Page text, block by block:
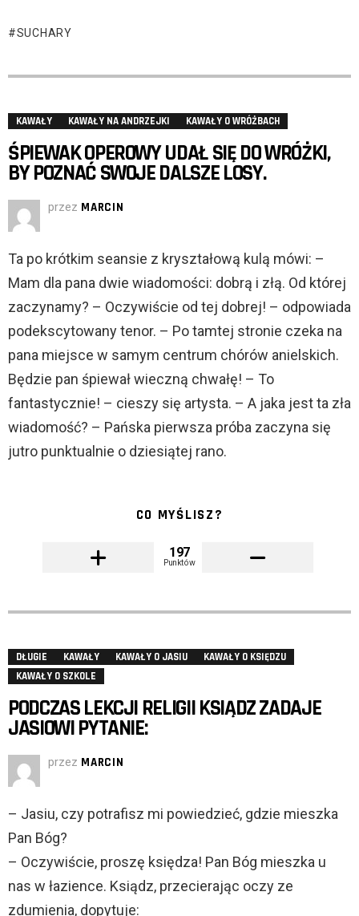
SUCHARY
KAWAŁY KAWAŁY NA ANDRZEJKI KAWAŁY O WRÓŻBACH
ŚPIEWAK OPEROWY UDAŁ SIĘ DO WRÓŻKI,
BY POZNAĆ SWOJE DALSZE LOSY.
przez MARCIN
Ta po krótkim seansie z kryształową kulą mówi: –
Mam dla pana dwie wiadomości: dobrą i złą. Od której
zaczynamy? – Oczywiście od tej dobrej! – odpowiada
podekscytowany tenor. – Po tamtej stronie czeka na
pana miejsce w samym centrum chórów anielskich.
Będzie pan śpiewał wieczną chwałę! – To
fantastycznie! – cieszy się artysta. – A jaka jest ta zła
wiadomość? – Pańska pierwsza próba zaczyna się
jutro punktualnie o dziesiątej rano.
CO MYŚLISZ?
197
Punktów
DŁUGIE KAWAŁY KAWAŁY O JASIU
KAWAŁY O KSIĘDZU
KAWAŁY O SZKOLE
PODCZAS LEKCJI RELIGII KSIĄDZ ZADAJE
JASIOWI PYTANIE:
przez MARCIN
– Jasiu, czy potrafisz mi powiedzieć, gdzie mieszka
Pan Bóg?
– Oczywiście, proszę księdza! Pan Bóg mieszka u
nas w łazience. Ksiądz, przecierając oczy ze
zdumienia, dopytuje: